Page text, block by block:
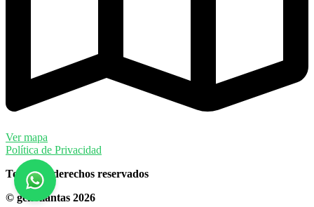
Ver mapa
Política de Privacidad
Todos los derechos reservados
© gekollantas 2026